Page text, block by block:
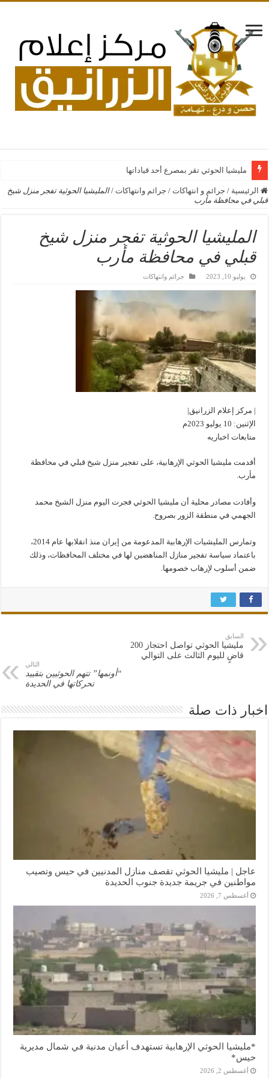
مليشيا الحوثي تقر بمصرع أحد قياداتها بغارات جوية سع
الرئيسية / جرائم و انتهاكات / جرائم وانتهاكات / المليشيا الحوثية تفجر منزل شيخ
قبلي في محافظة مأرب
المليشيا الحوثية تفجر منزل شيخ
قبلي في محافظة مأرب
يوليو 10, 2023 جرائم وانتهاكات
| مركز إعلام الزرانيق|
الإثنين: 10 يوليو 2023م
متابعات اخباريه
أقدمت مليشيا الحوثي الإرهابية، على تفجير منزل شيخ قبلي في محافظة
مأرب.
وأفادت مصادر محلية أن مليشيا الحوثي فجرت اليوم منزل الشيخ محمد
الجهمي في منطقة الزور بصروح.
وتمارس المليشيات الإرهابية المدعومة من إيران منذ انقلابها عام 2014،
باعتماد سياسة تفجير منازل المناهضين لها في مختلف المحافظات، وذلك
ضمن أسلوب لإرهاب خصومها.
السابق
مليشيا الحوثي تواصل احتجاز 200
قاضٍ لليوم الثالث على التوالي
التالي
“أونمها” تتهم الحوثيين بتقييد
تحركاتها في الحديدة
اخبار ذات صلة
عاجل | مليشيا الحوثي تقصف منازل المدنيين في حيس وتصيب
مواطنين في جريمة جديدة جنوب الحديدة
أغسطس 7, 2026
*مليشيا الحوثي الإرهابية تستهدف أعيان مدنية في شمال مديرية
حيس*
أغسطس 2, 2026